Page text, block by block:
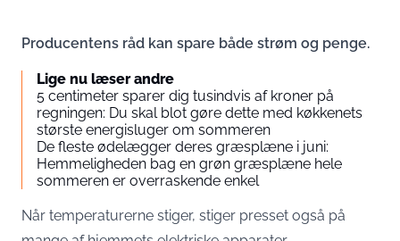
Producentens råd kan spare både strøm og penge.
Lige nu læser andre
5 centimeter sparer dig tusindvis af kroner på
regningen: Du skal blot gøre dette med køkkenets
største energisluger om sommeren
De fleste ødelægger deres græsplæne i juni:
Hemmeligheden bag en grøn græsplæne hele
sommeren er overraskende enkel
Når temperaturerne stiger, stiger presset også på